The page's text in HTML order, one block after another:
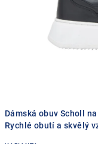
Dámská obuv Scholl
Rychlé obutí a skvělý